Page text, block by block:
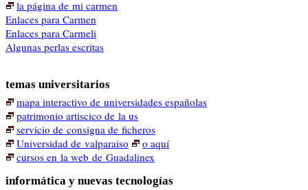
la página de mi carmen
Enlaces para Carmen
Enlaces para Carmeli
Algunas perlas escritas
temas universitarios
mapa interactivo de universidades españolas
patrimonio artiscico de la us
servicio de consigna de ficheros
Universidad de valparaiso
o aquí
cursos en la web de Guadalinex
informática y nuevas tecnologías